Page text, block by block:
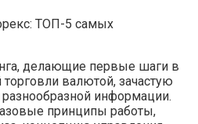
делающие первые шаги в
валютой, зачастую
информации.
принципы работы,